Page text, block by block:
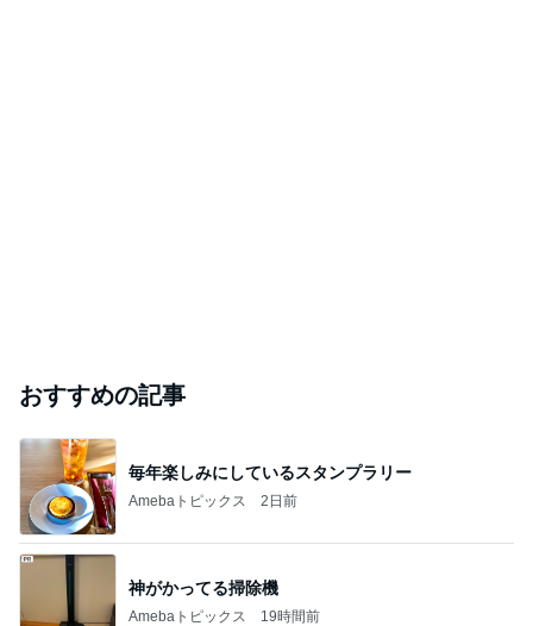
おすすめの記事
毎年楽しみにしているスタンプラリー
Amebaトピックス 2日前
神がかってる掃除機
Amebaトピックス 19時間前